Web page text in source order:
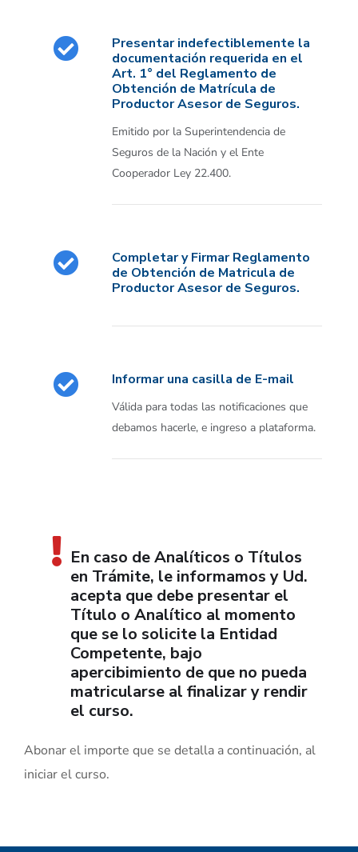
Presentar indefectiblemente la
documentación requerida en el
Art. 1° del Reglamento de
Obtención de Matrícula de
Productor Asesor de Seguros.
Emitido por la Superintendencia de
Seguros de la Nación y el Ente
Cooperador Ley 22.400.
Completar y Firmar Reglamento
de Obtención de Matricula de
Productor Asesor de Seguros.
Informar una casilla de E-mail
Válida para todas las notificaciones que
debamos hacerle, e ingreso a plataforma.
En caso de Analíticos o Títulos
en Trámite, le informamos y Ud.
acepta que debe presentar el
Título o Analítico al momento
que se lo solicite la Entidad
Competente, bajo
apercibimiento de que no pueda
matricularse al finalizar y rendir
el curso.
Abonar el importe que se detalla a continuación, al
iniciar el curso.